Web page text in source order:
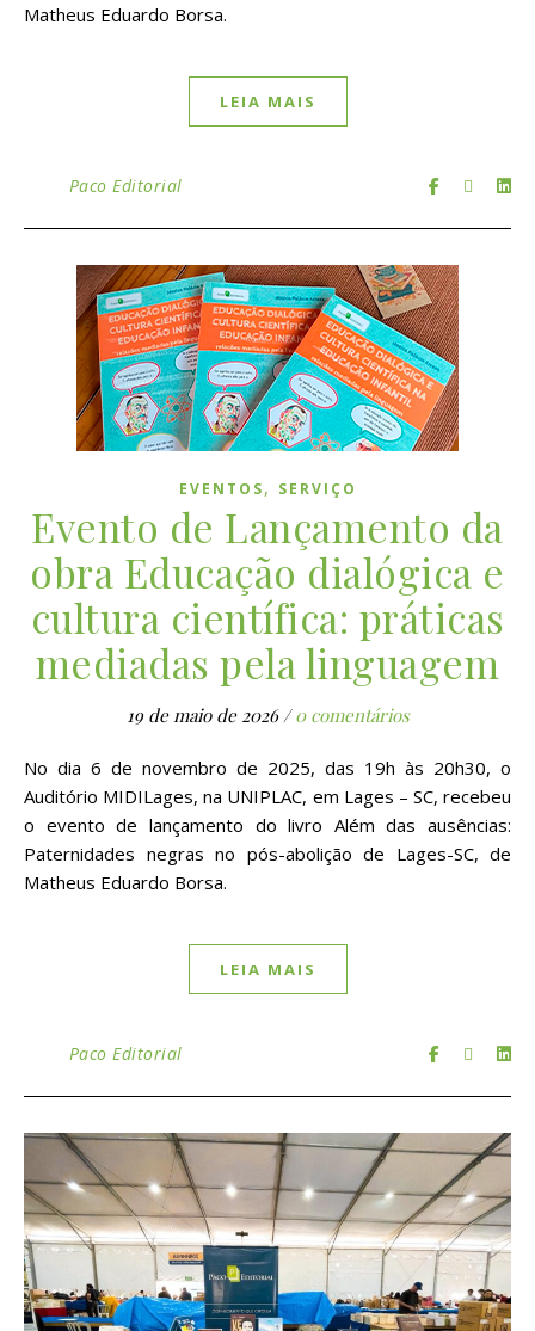
Matheus Eduardo Borsa.
LEIA MAIS
Paco Editorial
EVENTOS, SERVIÇO
Evento de Lançamento da
obra Educação dialógica e
cultura científica: práticas
mediadas pela linguagem
19 de maio de 2026 / 0 comentários
No dia 6 de novembro de 2025, das 19h às 20h30, o
Auditório MIDILages, na UNIPLAC, em Lages – SC, recebeu
o evento de lançamento do livro Além das ausências:
Paternidades negras no pós-abolição de Lages-SC, de
Matheus Eduardo Borsa.
LEIA MAIS
Paco Editorial